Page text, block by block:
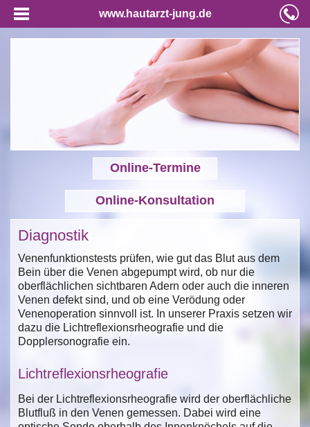
www.hautarzt-jung.de
Online-Termine
Online-Konsultation
Diagnostik
Venenfunktionstests prüfen, wie gut das Blut aus dem
Bein über die Venen abgepumpt wird, ob nur die
oberflächlichen sichtbaren Adern oder auch die inneren
Venen defekt sind, und ob eine Verödung oder
Venenoperation sinnvoll ist. In unserer Praxis setzen wir
dazu die Lichtreflexionsrheografie und die
Dopplersonografie ein.
Lichtreflexionsrheografie
Bei der Lichtreflexionsrheografie wird der oberflächliche
Blutfluß in den Venen gemessen. Dabei wird eine